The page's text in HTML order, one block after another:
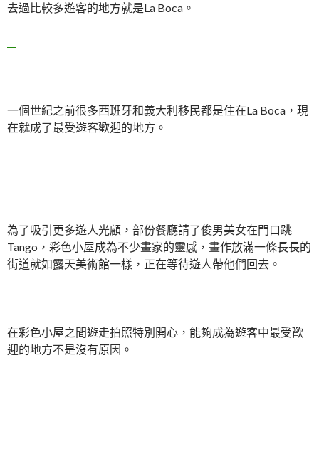
去過比較多遊客的地方就是La Boca。
一個世紀之前很多西班牙和義大利移民都是住在La Boca，現
在就成了最受遊客歡迎的地方。
為了吸引更多遊人光顧，部份餐廳請了俊男美女在門口跳
Tango，彩色小屋成為不少畫家的靈感，畫作放滿一條長長的
街道就如露天美術館一樣，正在等待遊人帶他們回去。
在彩色小屋之間遊走拍照特別開心，能夠成為遊客中最受歡
迎的地方不是沒有原因。